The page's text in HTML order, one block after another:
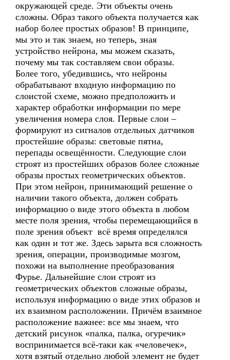
окружающей среде. Эти объекты очень
сложны. Образ такого объекта получается как
набор более простых образов! В принципе,
мы это и так знаем, но теперь, зная
устройство нейрона, мы можем сказать,
почему мы так составляем свои образы.
Более того, убедившись, что нейроны
обрабатывают входную информацию по
слоистой схеме, можно предположить и
характер обработки информации по мере
увеличения номера слоя. Первые слои –
формируют из сигналов отдельных датчиков
простейшие образы: световые пятна,
перепады освещённости. Следующие слои
строят из простейших образов более сложные
образы простых геометрических объектов.
При этом нейрон, принимающий решение о
наличии такого объекта, должен собрать
информацию о виде этого объекта в любом
месте поля зрения, чтобы перемещающийся в
поле зрения объект всё время определялся
как один и тот же. Здесь зарыта вся сложность
зрения, операции, производимые мозгом,
похожи на выполнение преобразования
Фурье. Дальнейшие слои строят из
геометрических объектов сложные образы,
используя информацию о виде этих образов и
их взаимном расположении. Причём взаимное
расположение важнее: все мы знаем, что
детский рисунок «палка, палка, огуречик»
воспринимается всё-таки как «человечек»,
хотя взятый отдельно любой элемент не будет